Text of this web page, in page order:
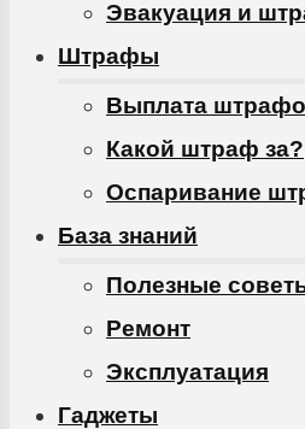
Эвакуация и
Штрафы
Выплата
Какой штраф за?
Оспаривание
База знаний
Полезные
Ремонт
Эксплуатация
Гаджеты